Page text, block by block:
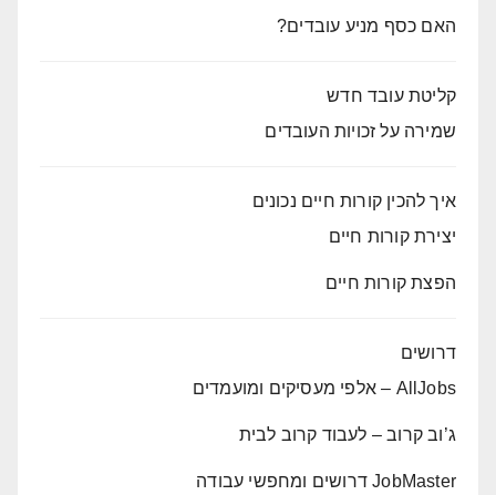
האם כסף מניע עובדים?
קליטת עובד חדש
שמירה על זכויות העובדים
איך להכין קורות חיים נכונים
יצירת קורות חיים
הפצת קורות חיים
דרושים
AllJobs – אלפי מעסיקים ומועמדים
ג’וב קרוב – לעבוד קרוב לבית
JobMaster דרושים ומחפשי עבודה